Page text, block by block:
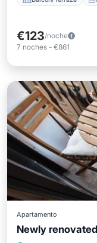
€123/noche
7 noches - €861
Apartamento
Newly Aire